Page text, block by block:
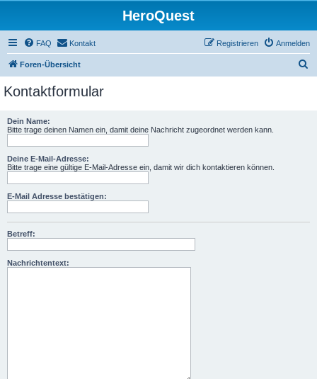
HeroQuest
FAQ Kontakt Anmelden
Registrieren
Foren-Übersicht
Kontaktformular
Dein Name:
Bitte trage deinen Namen ein, damit deine Nachricht zugeordnet werden kann.
Deine E-Mail-Adresse:
Bitte trage eine gültige E-Mail-Adresse ein, damit wir dich kontaktieren können.
E-Mail Adresse bestätigen:
Betreff:
Nachrichtentext: